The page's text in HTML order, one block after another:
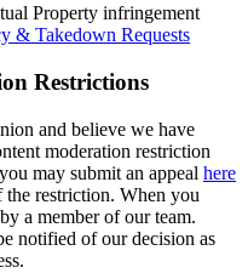
Property infringement
& Takedown Requests
Restrictions
and believe we have
moderation restriction
may submit an appeal here
restriction. When you
a member of our team.
notified of our decision as